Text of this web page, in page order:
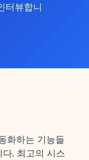
터뷰합니
화하는 기능들
. 최고의 시스